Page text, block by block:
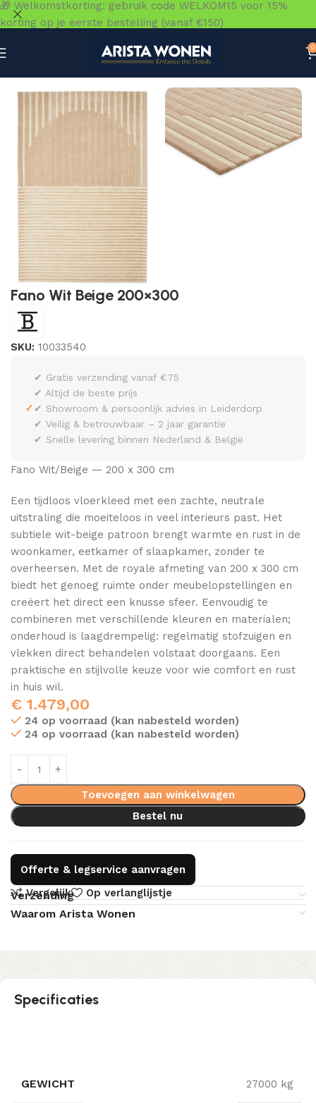
0
Fano Wit Beige 200×300
SKU: 10033540
✓
✔ Gratis verzending vanaf €75
✔ Altijd de beste prijs
✔ Showroom & persoonlijk advies in Leiderdorp
✔ Veilig & betrouwbaar – 2 jaar garantie
✔ Snelle levering binnen Nederland & België
Fano Wit/Beige — 200 x 300 cm
Een tijdloos vloerkleed met een zachte, neutrale
uitstraling die moeiteloos in veel interieurs past. Het
subtiele wit-beige patroon brengt warmte en rust in de
woonkamer, eetkamer of slaapkamer, zonder te
overheersen. Met de royale afmeting van 200 x 300 cm
biedt het genoeg ruimte onder meubelopstellingen en
creëert het direct een knusse sfeer. Eenvoudig te
combineren met verschillende kleuren en materialen;
onderhoud is laagdrempelig: regelmatig stofzuigen en
vlekken direct behandelen volstaat doorgaans. Een
praktische en stijlvolle keuze voor wie comfort en rust
in huis wil.
€ 1.479,00
24 op voorraad (kan nabesteld worden)
24 op voorraad (kan nabesteld worden)
Toevoegen aan winkelwagen
Bestel nu
Offerte & legservice aanvragen
Vergelijk
Op verlanglijstje
Verzending
Waarom Arista Wonen
Specificaties
GEWICHT 27000 kg
🎁 Welkomstkorting: gebruik code WELKOM15 voor 15%
korting op je eerste bestelling (vanaf €150)